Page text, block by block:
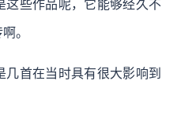
这些作品呢，它能够经久不
。
首在当时具有很大影响到